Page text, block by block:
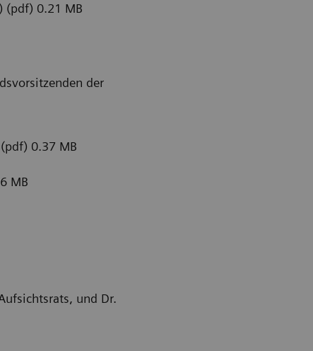
(pdf) 0.21 MB
der
0.37 MB
MB
und Dr.